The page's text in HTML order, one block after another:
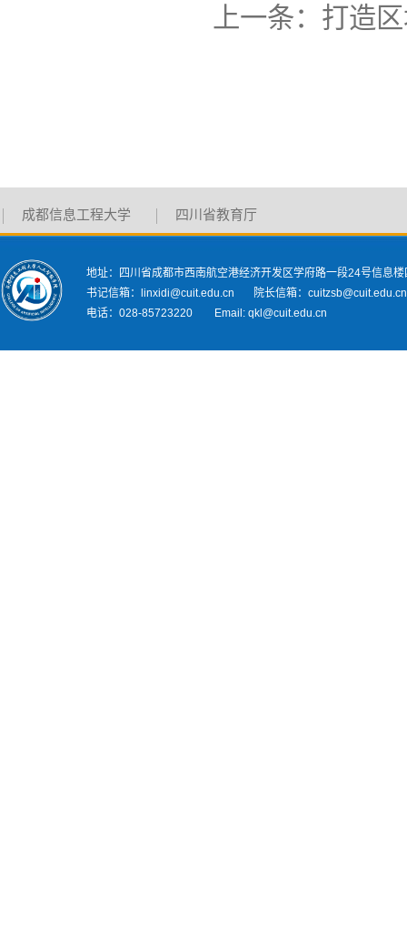
上一条： 打造
成都信息工程大学 四川省教育厅
地址：四川省成都市西南航空港经济开发区学府路一段24号信息楼
书记信箱：linxidi@cuit.edu.cn 院长信箱：cuitzsb@cuit.edu.cn
电话：028-85723220 Email: qkl@cuit.edu.cn